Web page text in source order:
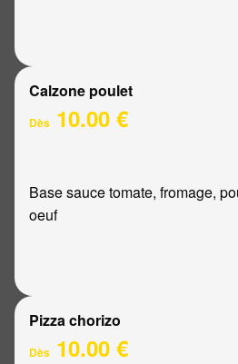
Calzone poulet
Dès 10.00 €
Base sauce tomate, fromage,
oeuf
Pizza chorizo
Dès 10.00 €